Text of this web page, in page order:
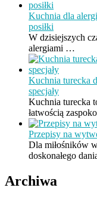
Kuchnia dla
posiłki
W dzisiejszych
alergiami …
Kuchnia turecka
specjały
Kuchnia turecka
łatwością
Przepisy na
Dla miłośników
doskonałego
Archiwa